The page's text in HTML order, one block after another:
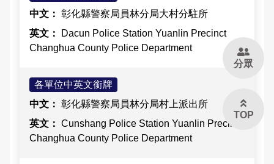
彰化縣警察局員林分局大村分駐所
Dacun Police Station Yuanlin Precinct
Changhua County Police Department
各單位中英文銜牌
彰化縣警察局員林分局村上派出所
Cunshang Police Station Yuanlin Precinct
Changhua County Police Department
分眾
TOP